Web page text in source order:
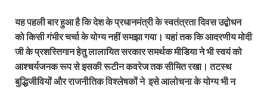
यह पहली बार हुआ है कि देश के प्रधानमंत्री के स्वतंत्रता दिवस उद्बोधन
को किसी गंभीर चर्चा के योग्य नहीं समझा गया। यहां तक कि आदरणीय मोदी
जी के प्रशस्तिगान हेतु लालायित सरकार समर्थक मीडिया ने भी स्वयं को
आश्चर्यजनक रूप से इसकी रूटीन कवरेज तक सीमित रखा। तटस्थ
बुद्धिजीवियों और राजनीतिक विश्लेषकों ने इसे आलोचना के योग्य भी न